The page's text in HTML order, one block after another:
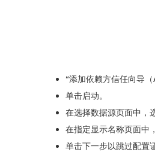
“添加依赖方信任向导
单击启动。
在选择数据源页面中，
在指定显示名称页面中
单击下一步以跳过配置